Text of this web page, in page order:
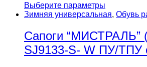
Выберите параметры
Зимняя универсальная, Обувь
Сапоги “МИСТРАЛЬ”
SJ9133-S- W ПУ/